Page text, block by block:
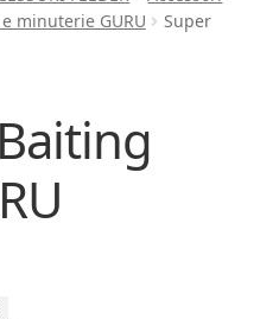
minuterie GURU
Super